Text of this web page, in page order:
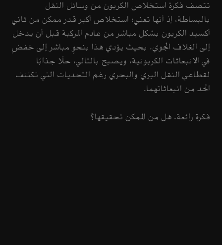
تتصف فكرة استخلاص الكربون من وسائل النقل
بالبساطة، إذ أنها تعني: استخلاص أكبر قدر ممكن من ثاني
أكسيد الكربون بشكل مباشر من عادم المركبة قبل أن يدخل
إلى الغلاف الجوي. بحيث يؤدي هذا بنحوٍ مباشر إلى خفضٍ
في الانبعاثات الكربونية، ويصبح بالتالي، حلًا جذابًا
لقطاعي النقل البري والبحري رغم التحديات التي تكتنف
الحد من انبعاثاتهما.
فكرة رائعة. هل من الممكن تحقيقها؟